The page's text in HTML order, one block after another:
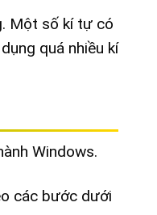
Một số kí tự có
quá nhiều kí
Windows.
các bước dưới